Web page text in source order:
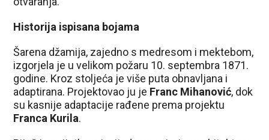
Historija ispisana bojama
Šarena džamija, zajedno s medresom i mektebom,
izgorjela je u velikom požaru 10. septembra 1871.
godine. Kroz stoljeća je više puta obnavljana i
adaptirana. Projektovao ju je Franc Mihanović, dok
su kasnije adaptacije rađene prema projektu
Franca Kurila.